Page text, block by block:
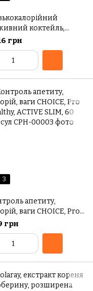
коктейль,
Pro Healthy Mix
Slim, 405 г / 15
грн
3
апетиту,
ваги CHOICE, Pro
ACTIVE SLIM, 60
грн